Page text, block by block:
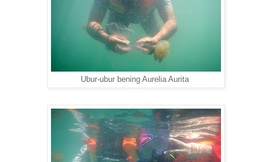
Ubur-ubur bening Aurelia Aurita